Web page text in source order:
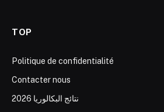
TOP
Politique de confidentialité
Contacter nous
نتائج البكالوريا 2026